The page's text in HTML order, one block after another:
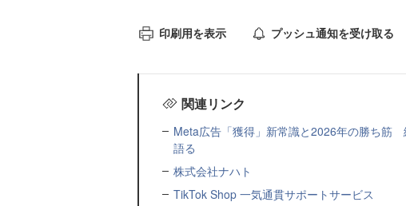
印刷用を表示 プッシュ通知を受け取る
関連リンク
Meta広告「獲得」新常識と2026年の勝ち筋
語る
株式会社ナハト
TikTok Shop 一気通貫サポートサービス